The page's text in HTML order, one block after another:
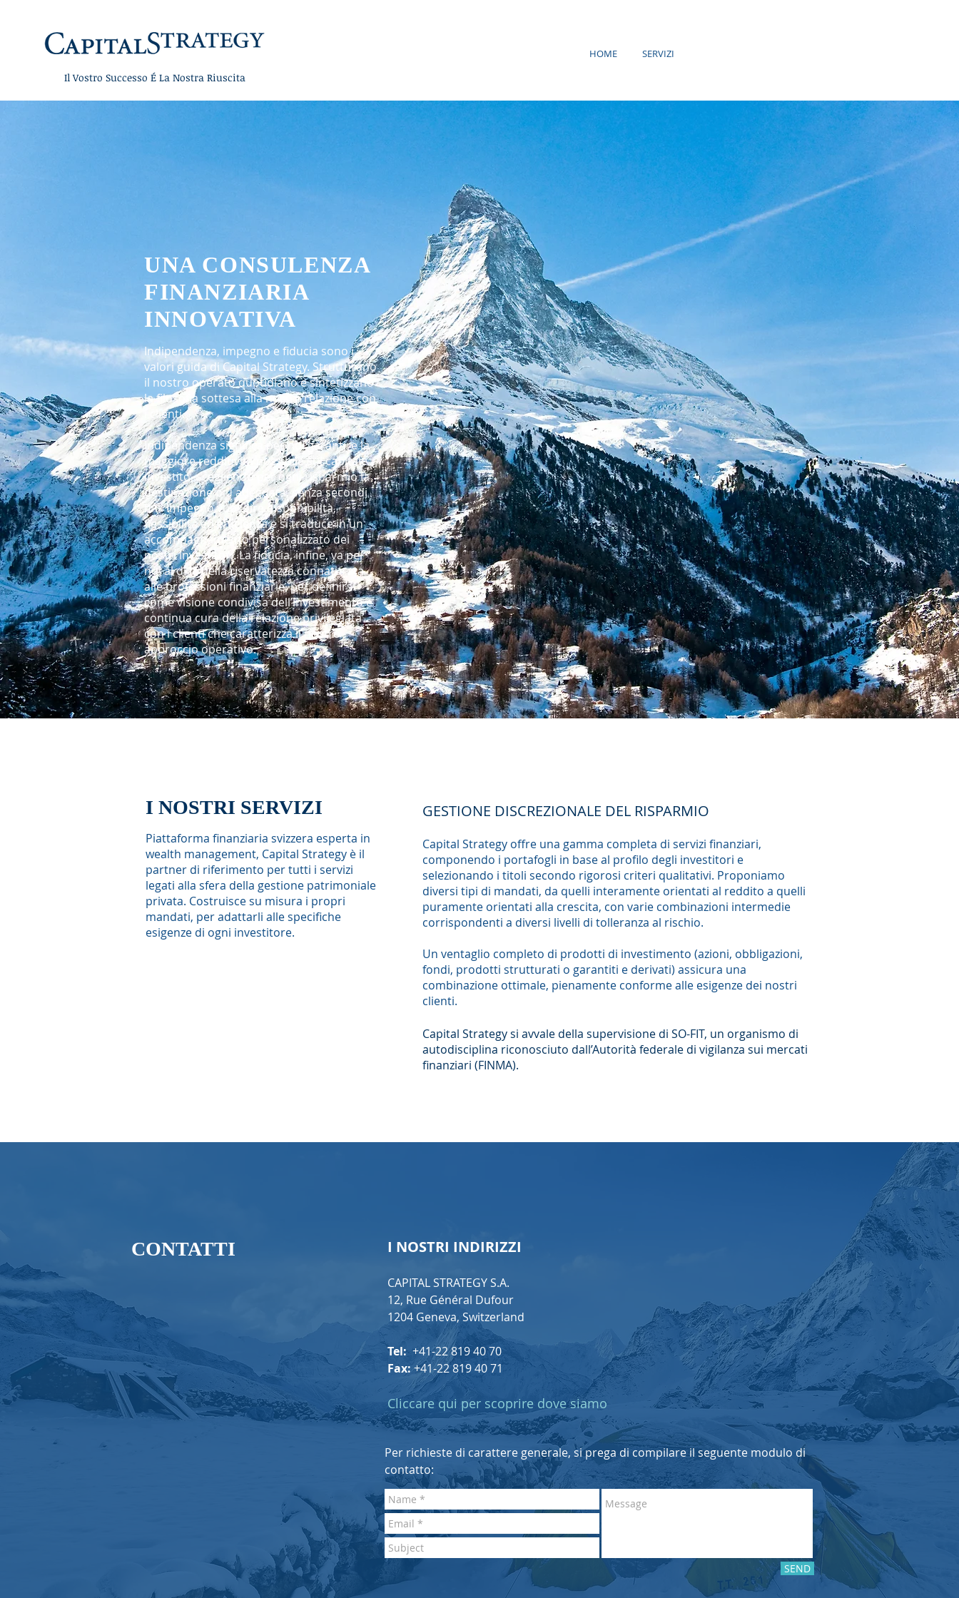
Il Vostro Successo É La Nostra Riuscita
HOME SERVIZI
UNA CONSULENZA
FINANZIARIA
INNOVATIVA
Indipendenza, impegno e fiducia sono i
valori guida di Capital Strategy. Strutturano
il nostro operato quotidiano e sintetizzano
la filosofia sottesa alla nostra relazione con
i clienti.
Indipendenza significa per noi garantire la
maggiore redditività possibile sul capitale
investito, scegliendo per ogni risparmio la
destinazione più adeguata, senza secondi
fini. Impegno vuol dire disponibilità,
flessibilità ed efficienza e si traduce in un
accompagnamento personalizzato dei
nostri investitori. La fiducia, infine, va per
noi al di là della riservatezza connaturata
alle professioni finanziarie, per definirsi
come visione condivisa dell’investimento e
continua cura della relazione privilegiata
con i clienti che caratterizza il nostro
approccio operativo.
Piattaforma finanziaria svizzera esperta in
wealth management, Capital Strategy è il
partner di riferimento per tutti i servizi
legati alla sfera della gestione patrimoniale
privata. Costruisce su misura i propri
mandati, per adattarli alle specifiche
esigenze di ogni investitore.
I NOSTRI SERVIZI GESTIONE DISCREZIONALE DEL RISPARMIO
Capital Strategy offre una gamma completa di servizi finanziari,
componendo i portafogli in base al profilo degli investitori e
selezionando i titoli secondo rigorosi criteri qualitativi. Proponiamo
diversi tipi di mandati, da quelli interamente orientati al reddito a quelli
puramente orientati alla crescita, con varie combinazioni intermedie
corrispondenti a diversi livelli di tolleranza al rischio.
Un ventaglio completo di prodotti di investimento (azioni, obbligazioni,
fondi, prodotti strutturati o garantiti e derivati) assicura una
combinazione ottimale, pienamente conforme alle esigenze dei nostri
clienti.
Capital Strategy si avvale della supervisione di SO-FIT, un organismo di
autodisciplina riconosciuto dall’Autorità federale di vigilanza sui mercati
finanziari (FINMA).
CONTATTI I NOSTRI INDIRIZZI
CAPITAL STRATEGY S.A.
12, Rue Général Dufour
1204 Geneva, Switzerland
Tel: +41-22 819 40 70
Fax:+41-22 819 40 71
Cliccare qui per scoprire dove siamo
Per richieste di carattere generale, si prega di compilare il seguente modulo di
contatto:
SEND